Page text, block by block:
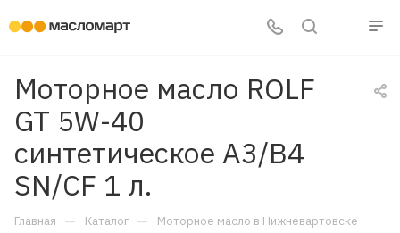
Моторное масло ROLF
GT 5W-40
синтетическое A3/B4
SN/CF 1 л.
Главная — Каталог — Моторное масло в Нижневартовске